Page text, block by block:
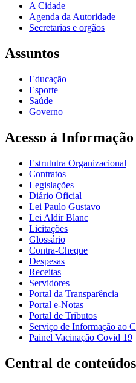
A Cidade
Agenda da Autoridade
Secretarias e orgãos
Assuntos
Educação
Esporte
Saúde
Governo
Acesso à Informação
Estrututra Organizacional
Contratos
Legislações
Diário Oficial
Lei Paulo Gustavo
Lei Aldir Blanc
Licitações
Glossário
Contra-Cheque
Despesas
Receitas
Servidores
Portal da Transparência
Portal e-Notas
Portal de Tributos
Serviço de Informação ao
Painel Vacinação Covid 19
Central de conteúdos